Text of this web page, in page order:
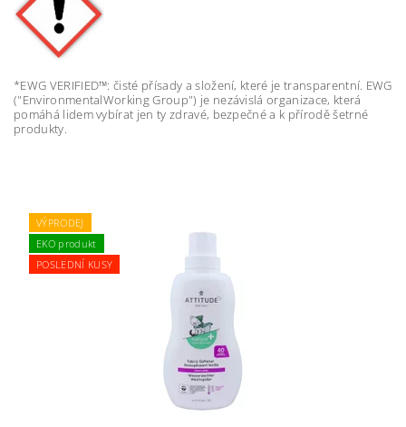
*EWG VERIFIED™: čisté přísady a složení, které je transparentní. EWG
("EnvironmentalWorking Group") je nezávislá organizace, která
pomáhá lidem vybírat jen ty zdravé, bezpečné a k přírodě šetrné
produkty.
VÝPRODEJ
EKO produkt
POSLEDNÍ KUSY